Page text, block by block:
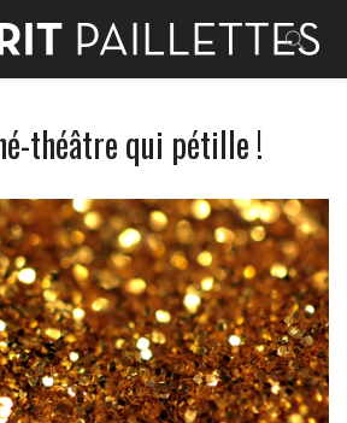
théâtre qui pétille !